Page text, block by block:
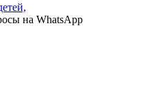
на WhatsApp